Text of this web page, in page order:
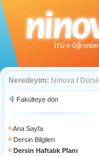
Neredeyim: Ninova /
Fakülteye dön
Ana Sayfa
Dersin Bilgileri
Dersin Haftalık Planı